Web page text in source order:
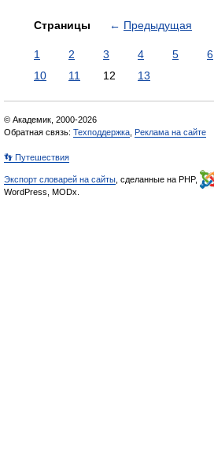
Страницы ← Предыдущая
1 2 3 4 5 6
10
11 12 13
© Академик, 2000-2026
Обратная связь: Техподдержка Реклама на сайте
👣 Путешествия
Экспорт словарей на сайты , сделанные на PHP,
WordPress, MODx.